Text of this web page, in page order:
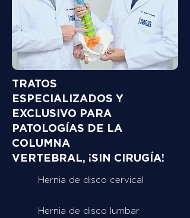
TRATOS
ESPECIALIZADOS Y
EXCLUSIVO PARA
PATOLOGÍAS DE LA
COLUMNA
VERTEBRAL, ¡SIN CIRUGÍA!
Hernia de disco cervical
Hernia de disco lumbar